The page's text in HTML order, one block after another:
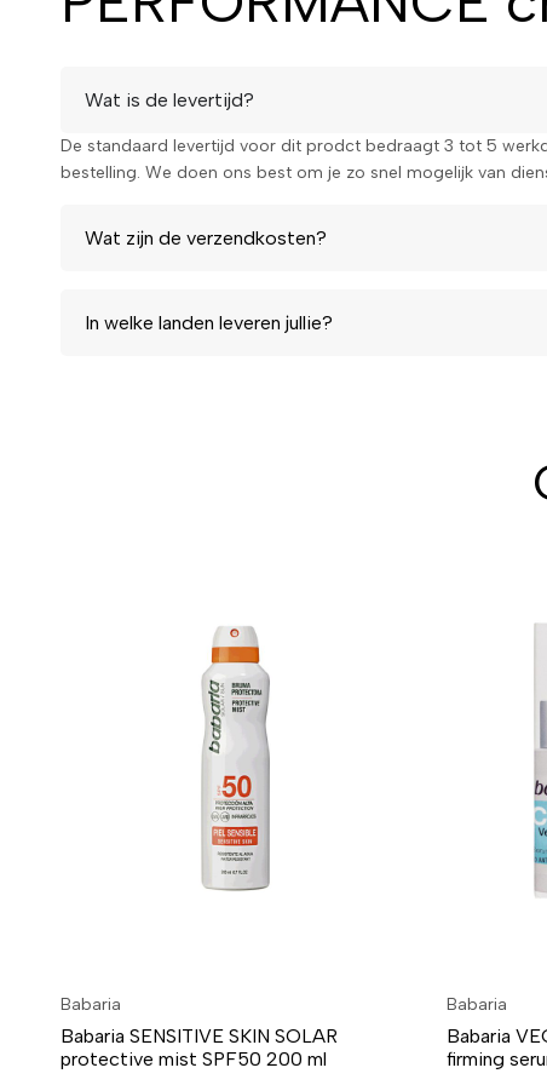
Wat is de levertijd?
De standaard levertijd voor dit prodct bedraagt 3 tot 5
bestelling. We doen ons best om je zo snel mogelijk van
Wat zijn de verzendkosten?
In welke landen leveren jullie?
Babaria
Babaria SENSITIVE SKIN SOLAR
protective mist SPF50 200 ml
Babaria
Babaria
firming